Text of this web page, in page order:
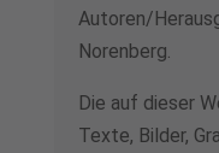
Autoren/
Norenberg.
Die auf dieser
Texte, Bilder,